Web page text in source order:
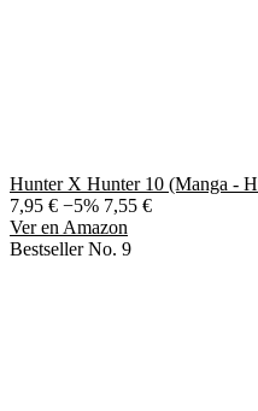
Hunter X Hunter 10 (Manga -
7,95 € −5% 7,55 €
Ver en Amazon
Bestseller No. 9